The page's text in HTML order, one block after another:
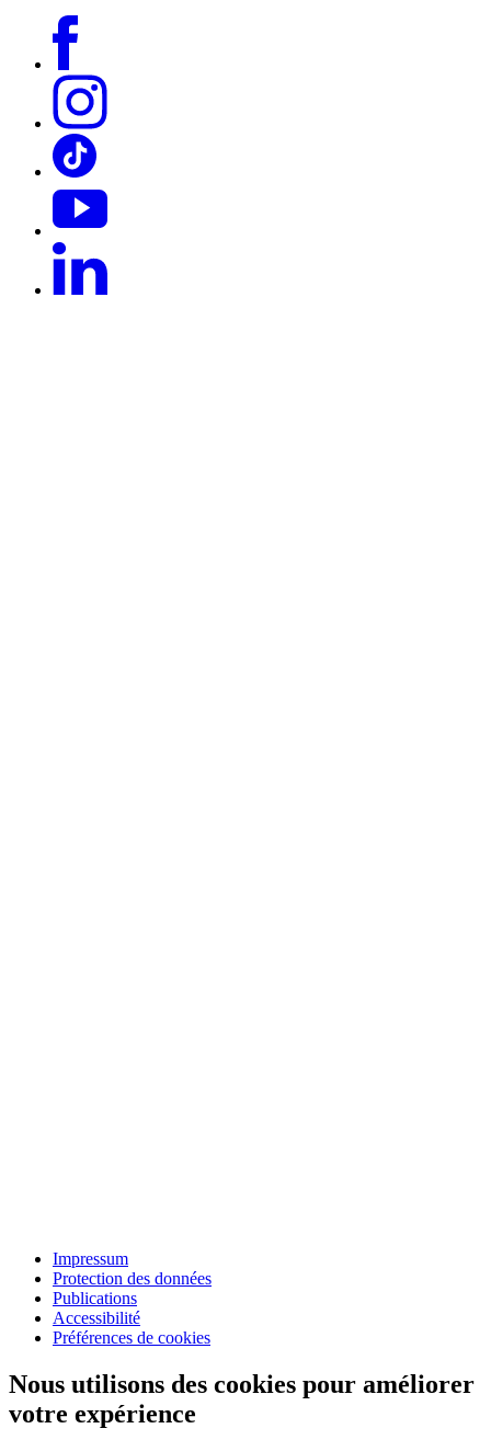
Impressum
Protection des données
Publications
Accessibilité
Préférences de cookies
Nous utilisons des cookies pour améliorer
votre expérience